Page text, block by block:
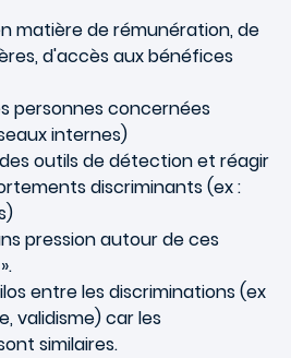
matière de rémunération, de
d'accès aux bénéfices
personnes concernées
internes)
outils de détection et réagir
discriminants (ex :
pression autour de ces
entre les discriminations (ex
validisme) car les
similaires.